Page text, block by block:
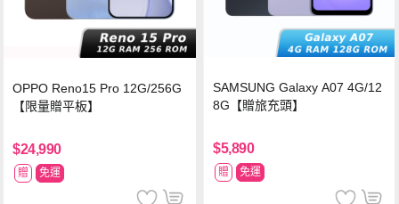
OPPO Reno15 Pro 12G/256G
【限量贈平板】
$24,990
贈 免運
SAMSUNG Galaxy A07 4G/12
8G【贈旅充頭】
$5,890
贈 免運